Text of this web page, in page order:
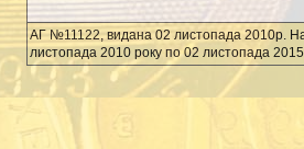
АГ №11122, видана 02 листопада 2010р.
листопада 2010 року по 02 листопада 2015